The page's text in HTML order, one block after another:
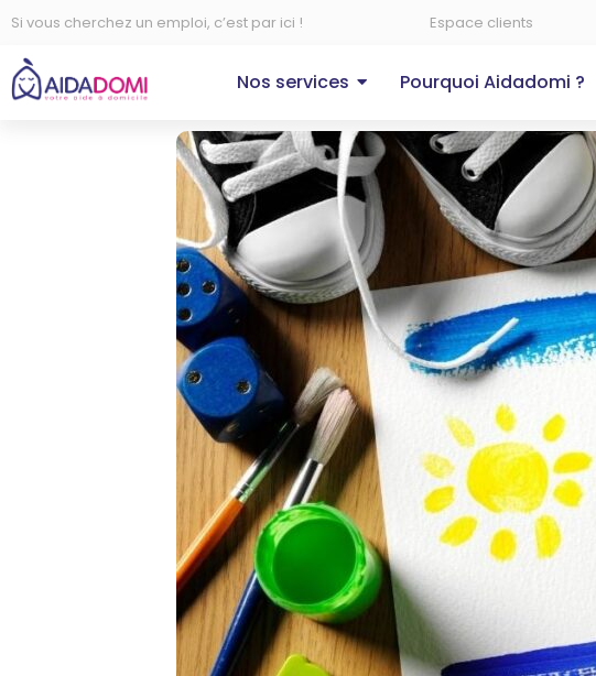
Si vous cherchez un emploi, c’est par ici ! Espace clients
Nos services Pourquoi Aidadomi ?